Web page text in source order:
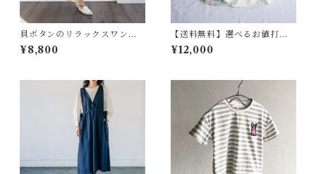
貝ボタンのリラックスワンピ
ース 5部袖
¥8,800
【送料無料】選べるお値打ち
チュニックセット ５分袖チュ
ニック リネン 麻 フラワー
¥12,000